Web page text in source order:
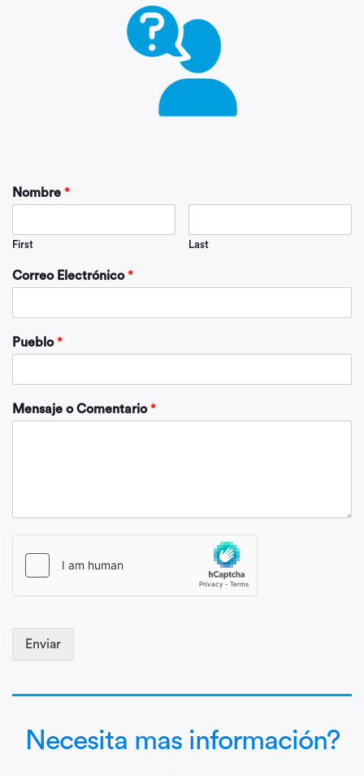
Nombre *
First Last
Correo Electrónico*
Pueblo*
Mensaje o Comentario*
Enviar
Necesita mas información?